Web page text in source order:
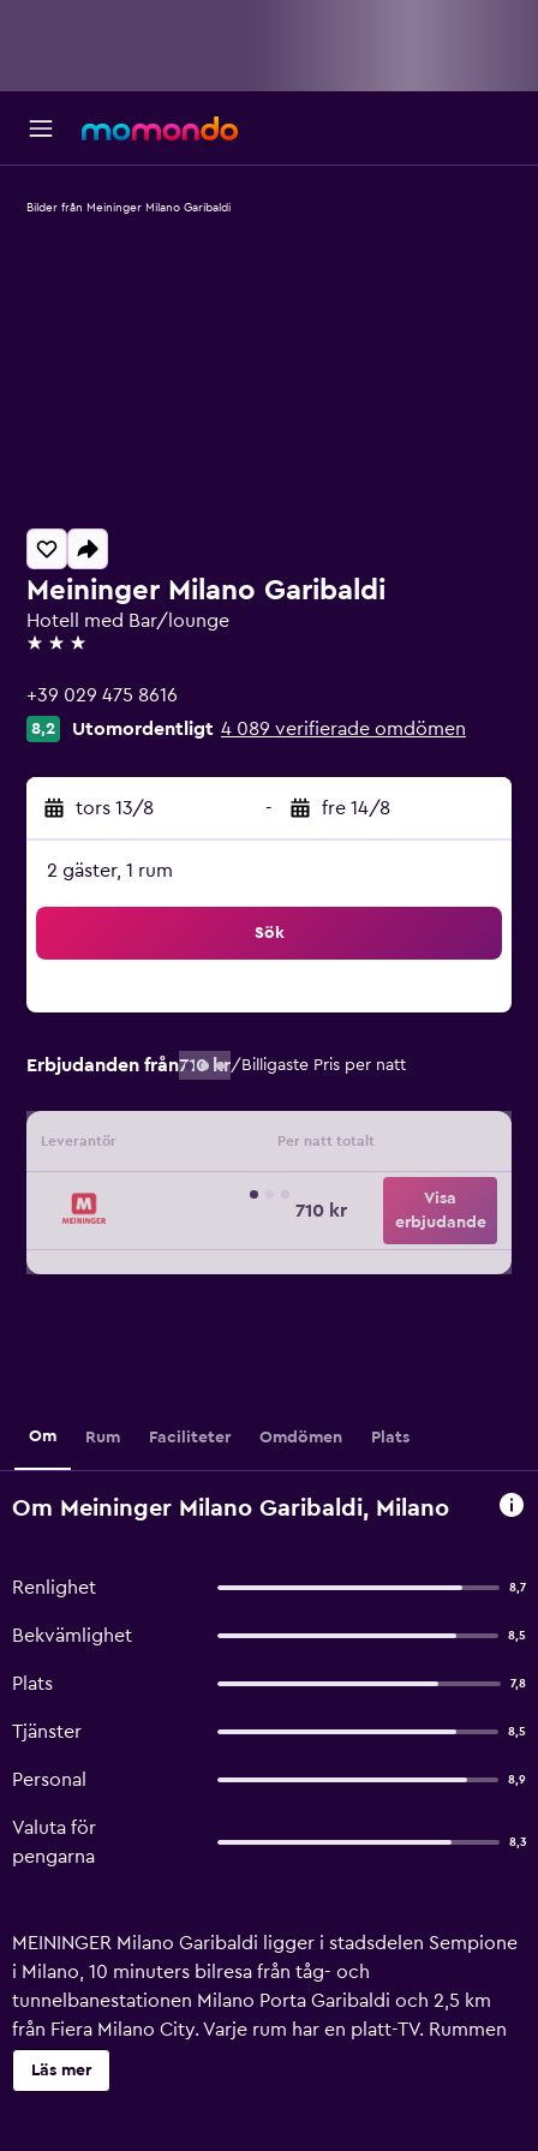
Meininger Milano Garibaldi
Hotell med Bar/lounge
3 stjärnor
+39 029 475 8616
8,2 Utomordentligt 4 089 verifierade omdömen
tors 13/8 - fre 14/8
2 gäster, 1 rum
Sök
Erbjudanden från710 kr/ Billigaste Pris per natt
Leverantör Per natt totalt
710 kr
Visa
erbjudande
Bilder från Meininger Milano Garibaldi
Om Rum Faciliteter Omdömen Plats
Om Meininger Milano Garibaldi, Milano
Renlighet 8,7
Bekvämlighet 8,5
Plats 7,8
Tjänster 8,5
Personal 8,9
Valuta för
pengarna
8,3
MEININGER Milano Garibaldi ligger i stadsdelen Sempione
i Milano, 10 minuters bilresa från tåg- och
tunnelbanestationen Milano Porta Garibaldi och 2,5 km
från Fiera Milano City. Varje rum har en platt-TV. Rummen
har eget badrum. Hårtork och gratis badprodukter ingår.
Alla rum har fin utsikt över staden. Receptionen är öppen
Läs mer